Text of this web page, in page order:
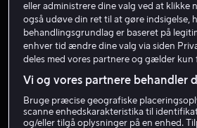
Marta
Skuespiller
eller administrere dine valg ved at klikke
også udøve din ret til at gøre indsigelse,
behandlingsgrundlag er baseret på
enhver tid ændre dine valg via siden
deles med vores partnere og gælder kun
Vi og vores partnere behandler
Bruge præcise geografiske
scanne enhedskarakteristika til
og/eller tilgå oplysninger på en enhed.